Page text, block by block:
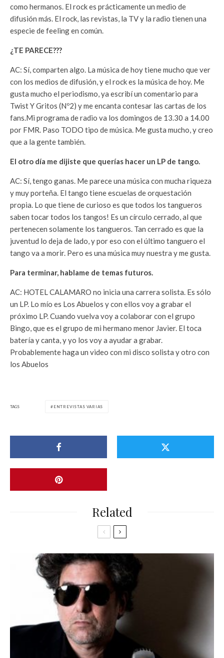
como hermanos. El rock es prácticamente un medio de
difusión más. El rock, las revistas, la TV y la radio tienen una
especie de feeling en común.
¿TE PARECE???
AC: Sí, comparten algo. La música de hoy tiene mucho que ver
con los medios de difusión, y el rock es la música de hoy. Me
gusta mucho el periodismo, ya escribí un comentario para
Twist Y Gritos (Nº2) y me encanta contesar las cartas de los
fans.Mi programa de radio va los domingos de 13.30 a 14.00
por FMR. Paso TODO tipo de música. Me gusta mucho, y creo
que a la gente también.
El otro día me dijiste que querías hacer un LP de tango.
AC: Sí, tengo ganas. Me parece una música con mucha riqueza
y muy porteña. El tango tiene escuelas de orquestación
propia. Lo que tiene de curioso es que todos los tangueros
saben tocar todos los tangos! Es un círculo cerrado, al que
pertenecen solamente los tangueros. Tan cerrado es que la
juventud lo deja de lado, y por eso con el último tanguero el
tango va a morir. Pero es una música muy nuestra y me gusta.
Para terminar, hablame de temas futuros.
AC: HOTEL CALAMARO no inicia una carrera solista. Es sólo
un LP. Lo mío es Los Abuelos y con ellos voy a grabar el
próximo LP. Cuando vuelva voy a colaborar con el grupo
Bingo, que es el grupo de mi hermano menor Javier. El toca
batería y canta, y yo los voy a ayudar a grabar.
Probablemente haga un video con mi disco solista y otro con
los Abuelos
TAGS ENTREVISTAS VARIAS
Related